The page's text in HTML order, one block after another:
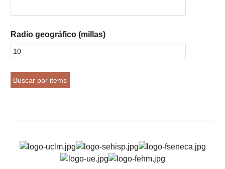
Radio geográfico (millas)